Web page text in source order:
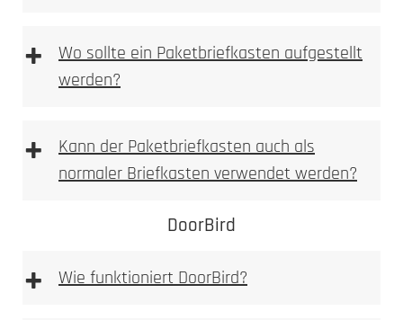
Vertiefung
sehr hohe mechanische Beständigkeit
weniger filigran als Laserbeschriftung, dafür
+
Wo sollte ein Paketbriefkasten aufgestellt
werden?
+
Kann der Paketbriefkasten auch als
normaler Briefkasten verwendet werden?
DoorBird
+ Wie funktioniert DoorBird?